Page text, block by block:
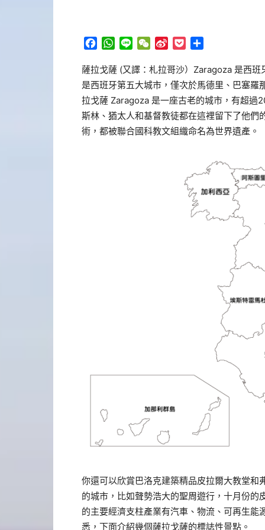
Facebook
WhatsApp
Line WeChat
Sina
Pocket
薩拉戈薩 (又譯：札拉哥沙）Zaragoza 是西
是西班牙第五大城市，僅次於馬德里、巴塞
拉戈薩 Zaragoza 是一座古老的城市，有超過
斯林、猶太人和基督教徒都在這裡留下了他
術，都被聯合國科教文組織命名為世界遺產。
你還可以欣賞巴洛克建築精品皮拉爾大教堂
的城市，比如聲勢浩大的聖周遊行，十月份
的主要經濟支柱產業有汽車、物流、可再生
悉，下面介紹幾個薩拉戈薩的標誌性景點。